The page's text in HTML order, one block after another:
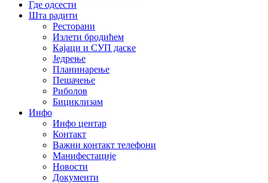
Где одсести
Шта радити
Ресторани
Излети бродићем
Кајаци и СУП даске
Једрење
Планинарење
Пешачење
Риболов
Бициклизам
Инфо
Инфо центар
Контакт
Важни контакт телефони
Манифестације
Новости
Документи